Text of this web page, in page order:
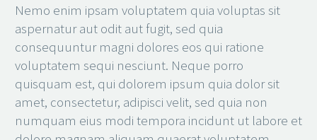
Nemo enim ipsam voluptatem quia voluptas sit
aspernatur aut odit aut fugit, sed quia
consequuntur magni dolores eos qui ratione
voluptatem sequi nesciunt. Neque porro
quisquam est, qui dolorem ipsum quia dolor sit
amet, consectetur, adipisci velit, sed quia non
numquam eius modi tempora incidunt ut labore et